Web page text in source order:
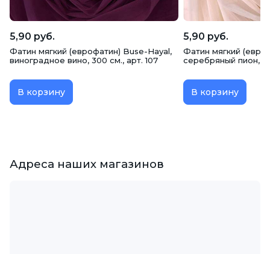
5,90 руб.
Фатин мягкий (еврофатин) Buse-Hayal,
виноградное вино, 300 см., арт. 107
В корзину
5,90 руб.
Фатин мягкий
серебряный пион,
В корзину
Адреса наших магазинов